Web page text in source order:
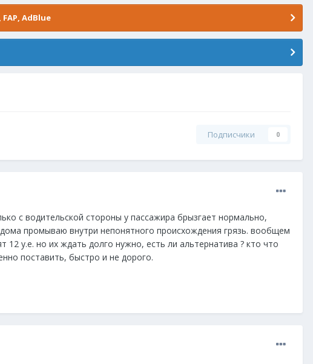
AdBlue
Подписчики 0
с водительской стороны у пассажира брызгает нормально,
промываю внутри непонятного происхождения грязь. вообщем
12 у.е. но их ждать долго нужно, есть ли альтернатива ? кто что
поставить, быстро и не дорого.